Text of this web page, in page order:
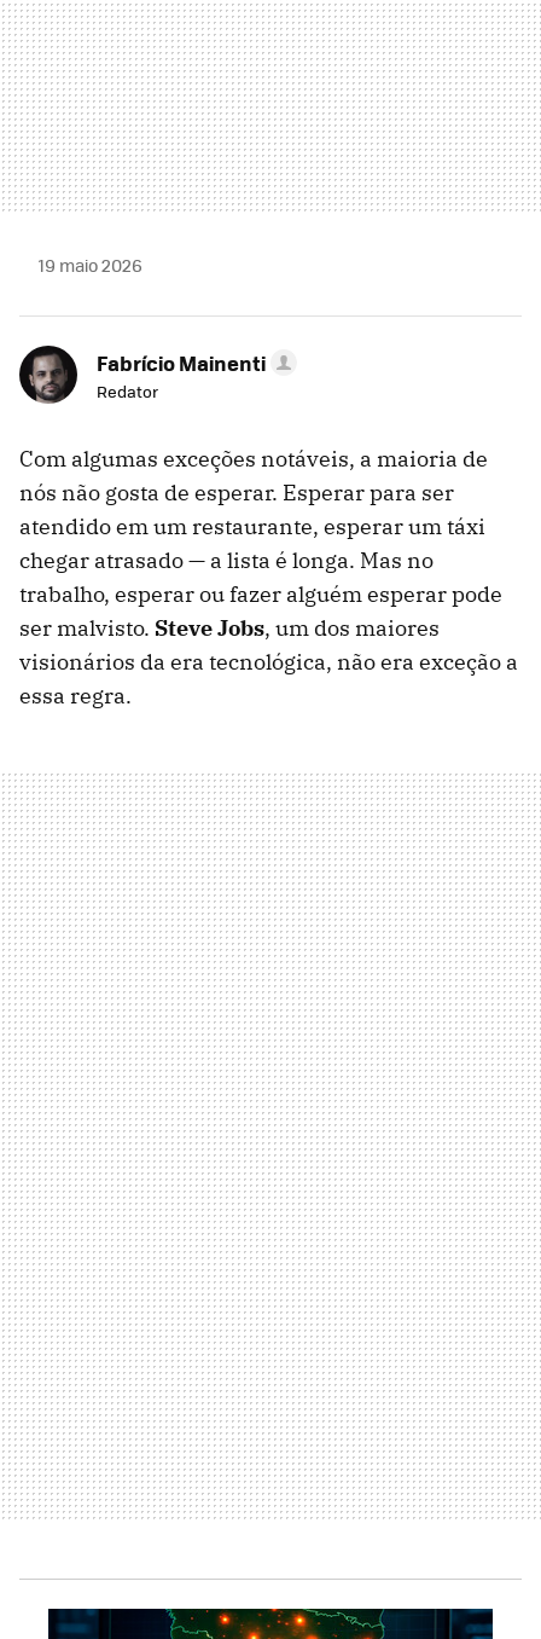
19 maio 2026
Fabrício Mainenti
Redator
Com algumas exceções notáveis, a maioria de
nós não gosta de esperar. Esperar para ser
atendido em um restaurante, esperar um táxi
chegar atrasado — a lista é longa. Mas no
trabalho, esperar ou fazer alguém esperar pode
ser malvisto. Steve Jobs, um dos maiores
visionários da era tecnológica, não era exceção a
essa regra.